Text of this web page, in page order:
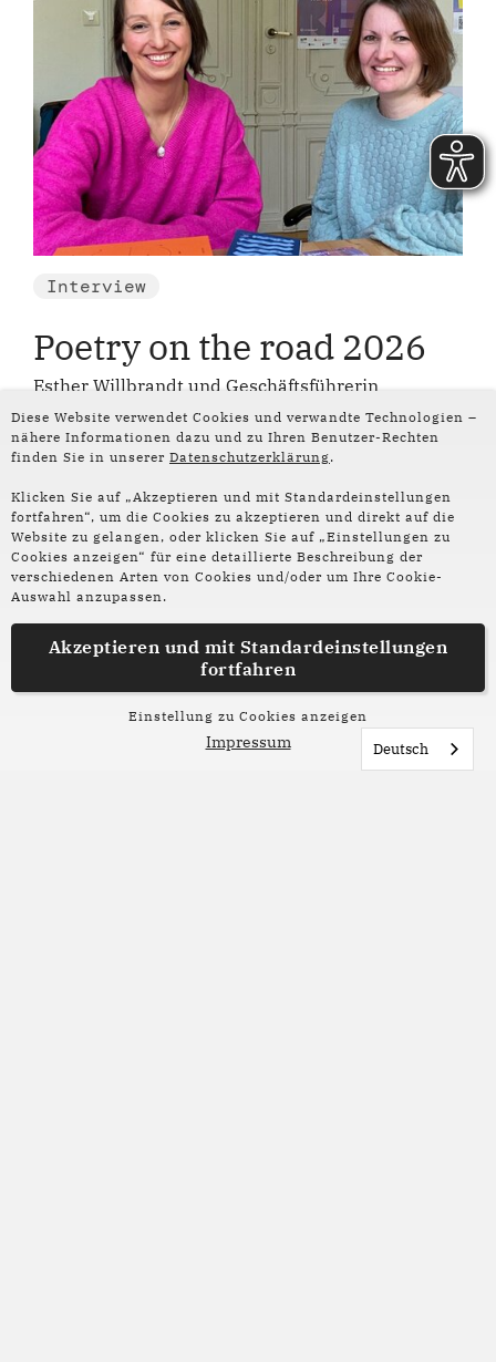
Diese Website verwendet Cookies und verwandte Technologien –
nähere Informationen dazu und zu Ihren Benutzer-Rechten
finden Sie in unserer Datenschutzerklärung.
Klicken Sie auf „Akzeptieren und mit Standardeinstellungen
fortfahren“, um die Cookies zu akzeptieren und direkt auf die
Website zu gelangen, oder klicken Sie auf „Einstellungen zu
Cookies anzeigen“ für eine detaillierte Beschreibung der
verschiedenen Arten von Cookies und/oder um Ihre Cookie-
Auswahl anzupassen.
Akzeptieren und mit Standardeinstellungen
fortfahren
Einstellung zu Cookies anzeigen
Impressum
Interview
Poetry on the road 2026
Esther Willbrandt und Geschäftsführerin
Katharina Mild erzählen im Interview über den
Neustart des poetry in the road Festivals, die
Highlights und Herausforderungen der
diesjährigen Ausgabe.
Deutsch